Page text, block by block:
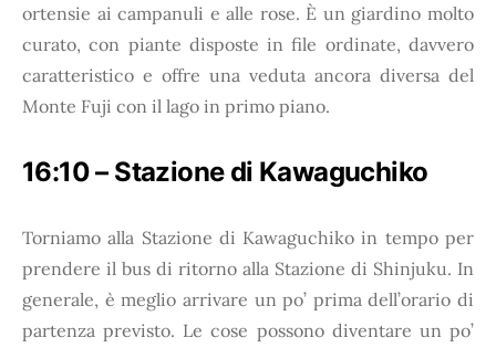
ortensie ai campanuli e alle rose. È un giardino molto
curato, con piante disposte in file ordinate, davvero
caratteristico e offre una veduta ancora diversa del
Monte Fuji con il lago in primo piano.
16:10 – Stazione di Kawaguchiko
Torniamo alla Stazione di Kawaguchiko in tempo per
prendere il bus di ritorno alla Stazione di Shinjuku. In
generale, è meglio arrivare un po’ prima dell’orario di
partenza previsto. Le cose possono diventare un po’